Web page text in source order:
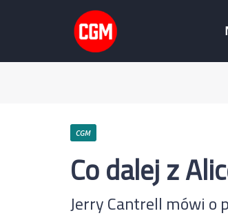
CGM
Co dalej z
Jerry Cantrell mówi o